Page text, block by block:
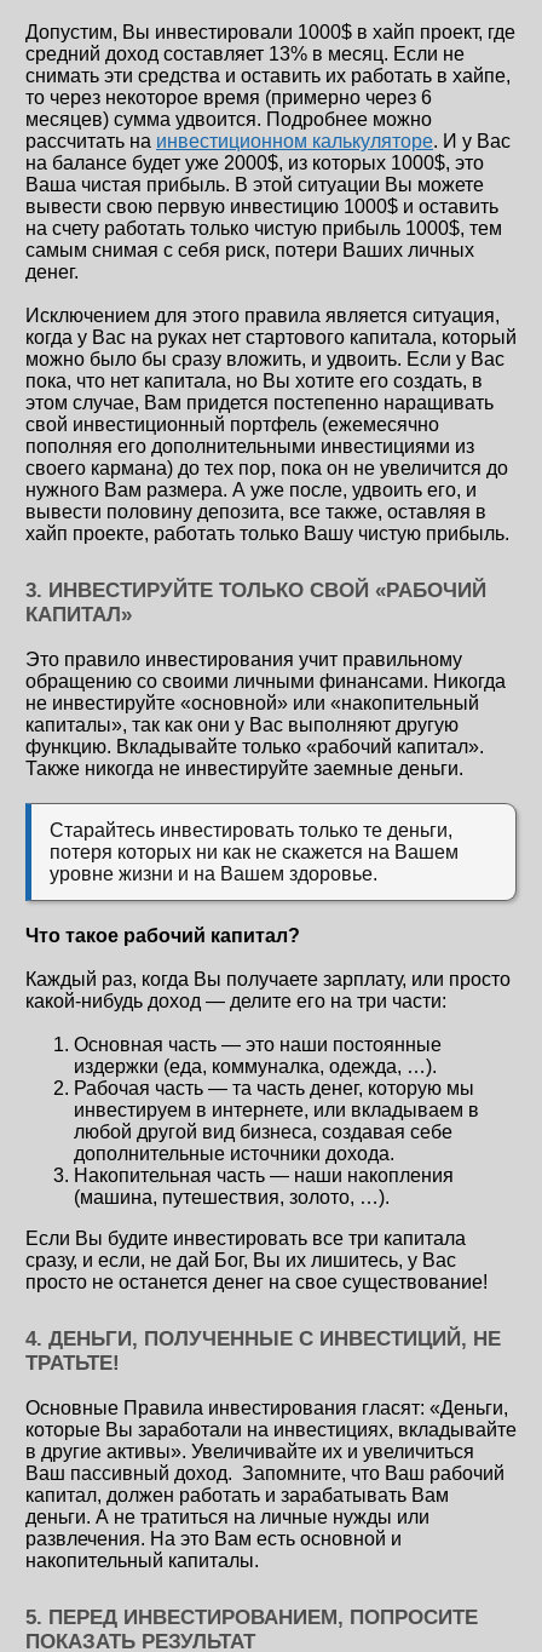
Допустим, Вы инвестировали 1000$ в хайп проект, где
средний доход составляет 13% в месяц. Если не
снимать эти средства и оставить их работать в хайпе,
то через некоторое время (примерно через 6
месяцев) сумма удвоится. Подробнее можно
рассчитать на инвестиционном калькуляторе. И у Вас
на балансе будет уже 2000$, из которых 1000$, это
Ваша чистая прибыль. В этой ситуации Вы можете
вывести свою первую инвестицию 1000$ и оставить
на счету работать только чистую прибыль 1000$, тем
самым снимая с себя риск, потери Ваших личных
денег.
Исключением для этого правила является ситуация,
когда у Вас на руках нет стартового капитала, который
можно было бы сразу вложить, и удвоить. Если у Вас
пока, что нет капитала, но Вы хотите его создать, в
этом случае, Вам придется постепенно наращивать
свой инвестиционный портфель (ежемесячно
пополняя его дополнительными инвестициями из
своего кармана) до тех пор, пока он не увеличится до
нужного Вам размера. А уже после, удвоить его, и
вывести половину депозита, все также, оставляя в
хайп проекте, работать только Вашу чистую прибыль.
3. ИНВЕСТИРУЙТЕ ТОЛЬКО СВОЙ «РАБОЧИЙ
КАПИТАЛ»
Это правило инвестирования учит правильному
обращению со своими личными финансами. Никогда
не инвестируйте «основной» или «накопительный
капиталы», так как они у Вас выполняют другую
функцию. Вкладывайте только «рабочий капитал».
Также никогда не инвестируйте заемные деньги.
Старайтесь инвестировать только те деньги,
потеря которых ни как не скажется на Вашем
уровне жизни и на Вашем здоровье.
Что такое рабочий капитал?
Каждый раз, когда Вы получаете зарплату, или просто
какой-нибудь доход — делите его на три части:
Основная часть — это наши постоянные
издержки (еда, коммуналка, одежда, …).
Рабочая часть — та часть денег, которую мы
инвестируем в интернете, или вкладываем в
любой другой вид бизнеса, создавая себе
дополнительные источники дохода.
Накопительная часть — наши накопления
(машина, путешествия, золото, …).
Если Вы будите инвестировать все три капитала
сразу, и если, не дай Бог, Вы их лишитесь, у Вас
просто не останется денег на свое существование!
4. ДЕНЬГИ, ПОЛУЧЕННЫЕ С ИНВЕСТИЦИЙ, НЕ
ТРАТЬТЕ!
Основные Правила инвестирования гласят: «Деньги,
которые Вы заработали на инвестициях, вкладывайте
в другие активы». Увеличивайте их и увеличиться
Ваш пассивный доход. Запомните, что Ваш рабочий
капитал, должен работать и зарабатывать Вам
деньги. А не тратиться на личные нужды или
развлечения. На это Вам есть основной и
накопительный капиталы.
5. ПЕРЕД ИНВЕСТИРОВАНИЕМ, ПОПРОСИТЕ
ПОКАЗАТЬ РЕЗУЛЬТАТ